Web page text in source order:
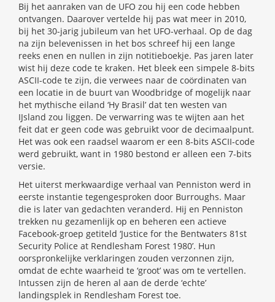
Bij het aanraken van de UFO zou hij een code hebben
ontvangen. Daarover vertelde hij pas wat meer in 2010,
bij het 30-jarig jubileum van het UFO-verhaal. Op de dag
na zijn belevenissen in het bos schreef hij een lange
reeks enen en nullen in zijn notitieboekje. Pas jaren later
wist hij deze code te kraken. Het bleek een simpele 8-bits
ASCII-code te zijn, die verwees naar de coördinaten van
een locatie in de buurt van Woodbridge of mogelijk naar
het mythische eiland ‘Hy Brasil’ dat ten westen van
IJsland zou liggen. De verwarring was te wijten aan het
feit dat er geen code was gebruikt voor de decimaalpunt.
Het was ook een raadsel waarom er een 8-bits ASCII-code
werd gebruikt, want in 1980 bestond er alleen een 7-bits
versie.
Het uiterst merkwaardige verhaal van Penniston werd in
eerste instantie tegengesproken door Burroughs. Maar
die is later van gedachten veranderd. Hij en Penniston
trekken nu gezamenlijk op en beheren een actieve
Facebook-groep getiteld ‘Justice for the Bentwaters 81st
Security Police at Rendlesham Forest 1980’. Hun
oorspronkelijke verklaringen zouden verzonnen zijn,
omdat de echte waarheid te ‘groot’ was om te vertellen.
Intussen zijn de heren al aan de derde ‘echte’
landingsplek in Rendlesham Forest toe.